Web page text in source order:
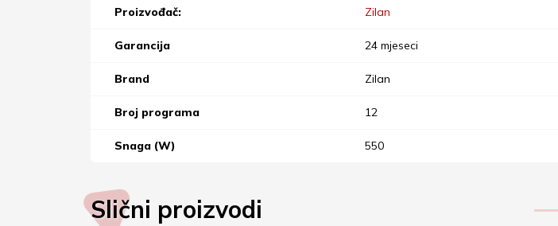
Proizvođač: Zilan
Garancija 24 mjeseci
Brand Zilan
Broj programa 12
Snaga (W) 550
Slični proizvodi